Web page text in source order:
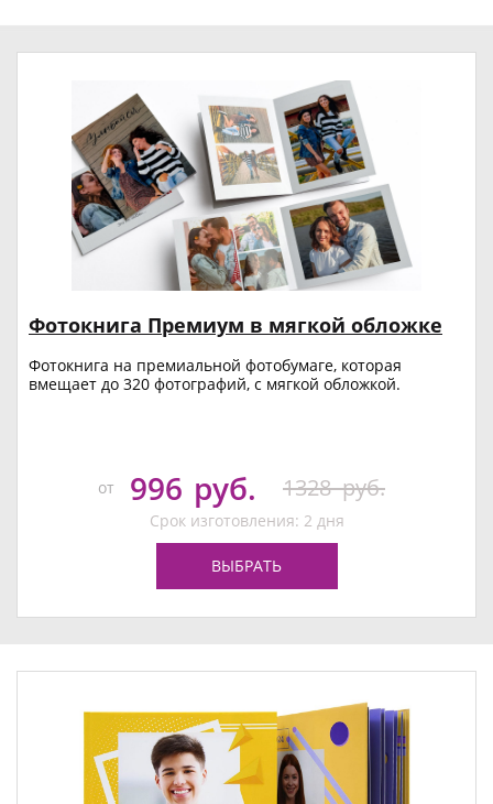
Фотокнига Премиум в мягкой обложке
Фотокнига на премиальной фотобумаге, которая
вмещает до 320 фотографий, с мягкой обложкой.
от 996 руб. 1328 руб.
Срок изготовления: 2 дня
ВЫБРАТЬ